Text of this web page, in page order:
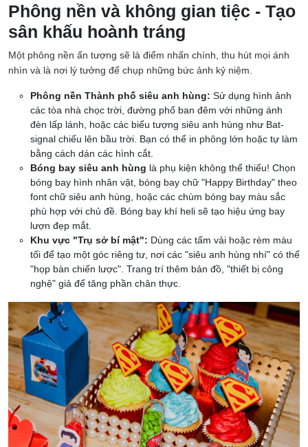
Phông nền và không gian tiệc - Tạo
sân khấu hoành tráng
Một phông nền ấn tượng sẽ là điểm nhấn chính, thu hút mọi ánh
nhìn và là nơi lý tưởng để chụp những bức ảnh kỷ niệm.
Phông nền Thành phố siêu anh hùng: Sử dụng hình ảnh
các tòa nhà chọc trời, đường phố ban đêm với những ánh
đèn lấp lánh, hoặc các biểu tượng siêu anh hùng như Bat-
signal chiếu lên bầu trời. Bạn có thể in phông lớn hoặc tự làm
bằng cách dán các hình cắt.
Bóng bay siêu anh hùng là phụ kiện không thể thiếu! Chọn
bóng bay hình nhân vật, bóng bay chữ "Happy Birthday" theo
font chữ siêu anh hùng, hoặc các chùm bóng bay màu sắc
phù hợp với chủ đề. Bóng bay khí heli sẽ tạo hiệu ứng bay
lượn đẹp mắt.
Khu vực "Trụ sở bí mật": Dùng các tấm vải hoặc rèm màu
tối để tạo một góc riêng tư, nơi các "siêu anh hùng nhí" có thể
"họp bàn chiến lược". Trang trí thêm bản đồ, "thiết bị công
nghệ" giả để tăng phần chân thực.